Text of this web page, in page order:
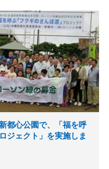
都心公園で、「福を呼
ジェクト」を実施しま